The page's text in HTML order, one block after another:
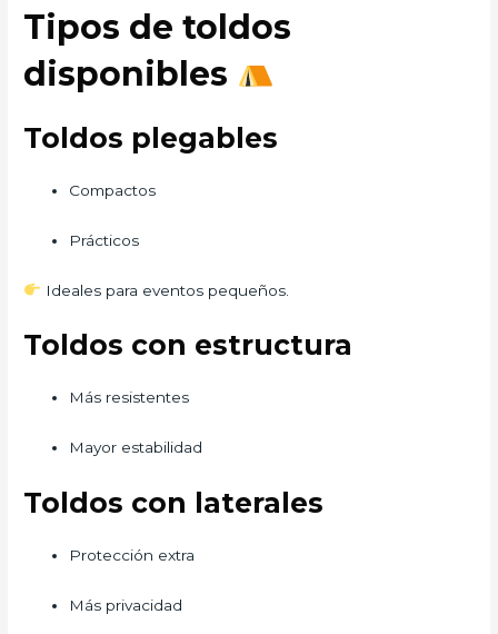
Tipos de toldos
disponibles
Toldos plegables
Compactos
Prácticos
Ideales para eventos pequeños.
Toldos con estructura
Más resistentes
Mayor estabilidad
Toldos con laterales
Protección extra
Más privacidad